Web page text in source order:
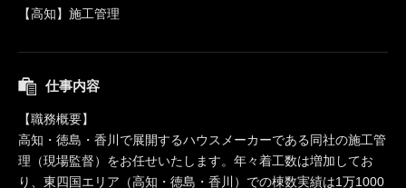
【高知】施工管理
仕事内容
【職務概要】
高知・徳島・香川で展開するハウスメーカーである同社の施工管
理（現場監督）をお任せいたします。年々着工数は増加してお
り、東四国エリア（高知・徳島・香川）での棟数実績は1万1000